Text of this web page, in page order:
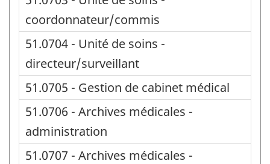
coordonnateur/commis
51.0704 - Unité de soins -
directeur/surveillant
51.0705 - Gestion de cabinet médical
51.0706 - Archives médicales -
administration
51.0707 - Archives médicales -